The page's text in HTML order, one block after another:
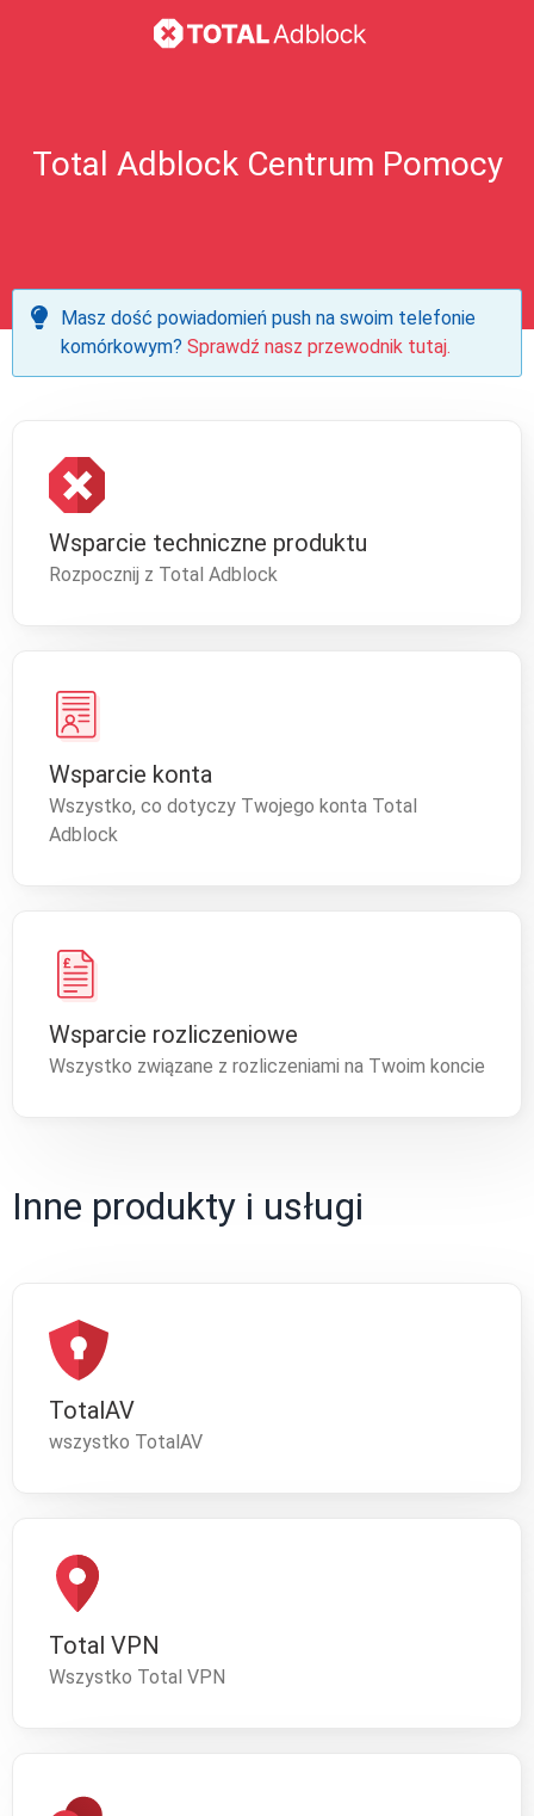
Total Adblock Centrum Pomocy
Masz dość powiadomień push na swoim telefonie
komórkowym? Sprawdź nasz przewodnik tutaj.
Wsparcie techniczne produktu
Rozpocznij z Total Adblock
Wsparcie konta
Wszystko, co dotyczy Twojego konta Total
Adblock
Wsparcie rozliczeniowe
Wszystko związane z rozliczeniami na Twoim koncie
Inne produkty i usługi
TotalAV
wszystko TotalAV
Total VPN
Wszystko Total VPN